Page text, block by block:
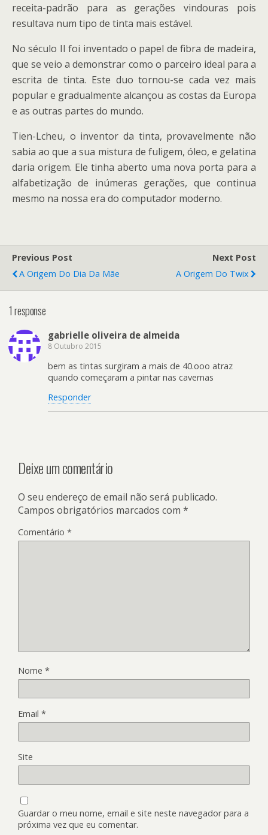
receita-padrão para as gerações vindouras pois
resultava num tipo de tinta mais estável.
No século II foi inventado o papel de fibra de madeira,
que se veio a demonstrar como o parceiro ideal para a
escrita de tinta. Este duo tornou-se cada vez mais
popular e gradualmente alcançou as costas da Europa
e as outras partes do mundo.
Tien-Lcheu, o inventor da tinta, provavelmente não
sabia ao que a sua mistura de fuligem, óleo, e gelatina
daria origem. Ele tinha aberto uma nova porta para a
alfabetização de inúmeras gerações, que continua
mesmo na nossa era do computador moderno.
Previous Post
A Origem Do Dia Da Mãe
Next Post
A Origem Do Twix
1 response
gabrielle oliveira de almeida
8 Outubro 2015
bem as tintas surgiram a mais de 40.ooo atraz
quando começaram a pintar nas cavernas
Responder
Deixe um comentário
O seu endereço de email não será publicado.
Campos obrigatórios marcados com *
Comentário *
Nome *
Email *
Site
Guardar o meu nome, email e site neste navegador para a
próxima vez que eu comentar.